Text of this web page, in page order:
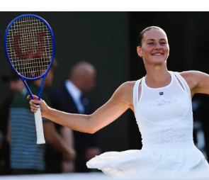
КІБЕРСПОРТ
ЧС-2026
ФУТЗАЛ
ІНШІ
БУКМЕКЕРИ